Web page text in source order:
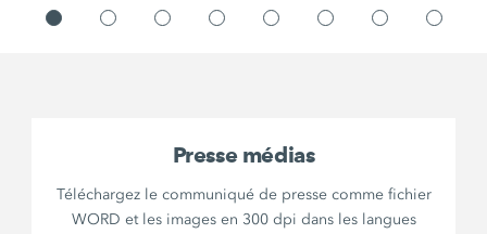
Presse médias
Téléchargez le communiqué de presse comme fichier
WORD et les images en 300 dpi dans les langues